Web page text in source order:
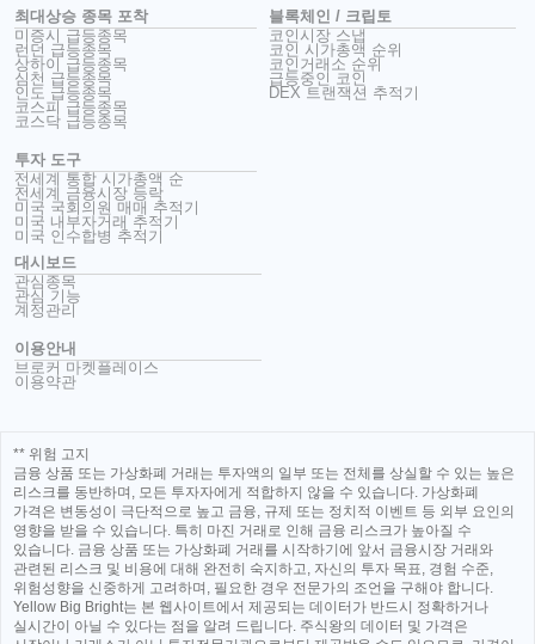
최대상승 종목 포착
미증시 급등종목
런던 급등종목
상하이 급등종목
심천 급등종목
인도 급등종목
코스피 급등종목
코스닥 급등종목
투자 도구
전세계 통합 시가총액 순
전세계 금융시장 등락
미국 국회의원 매매 추적기
미국 내부자거래 추적기
미국 인수합병 추적기
블록체인 / 크립토
코인시장 스냅
코인 시가총액 순위
코인거래소 순위
급등중인 코인
DEX 트랜잭션 추적기
대시보드
관심종목
관심 기능
계정관리
이용안내
브로커 마켓플레이스
이용약관
** 위험 고지
금융 상품 또는 가상화폐 거래는 투자액의 일부 또는 전체를 상실할 수 있는 높은
리스크를 동반하며, 모든 투자자에게 적합하지 않을 수 있습니다. 가상화폐
가격은 변동성이 극단적으로 높고 금융, 규제 또는 정치적 이벤트 등 외부 요인의
영향을 받을 수 있습니다. 특히 마진 거래로 인해 금융 리스크가 높아질 수
있습니다. 금융 상품 또는 가상화폐 거래를 시작하기에 앞서 금융시장 거래와
관련된 리스크 및 비용에 대해 완전히 숙지하고, 자신의 투자 목표, 경험 수준,
위험성향을 신중하게 고려하며, 필요한 경우 전문가의 조언을 구해야 합니다.
Yellow Big Bright는 본 웹사이트에서 제공되는 데이터가 반드시 정확하거나
실시간이 아닐 수 있다는 점을 알려 드립니다. 주식왕의 데이터 및 가격은